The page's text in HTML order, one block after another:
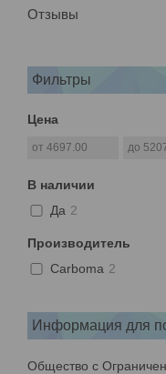
Отзывы
Фильтры
Цена
В наличии
Да 2
Производитель
Carboma 2
Информация для
Общество с